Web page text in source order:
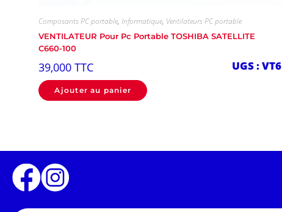
UGS : VT6
Composants PC portable,Informatique, Ventilateurs PC portable
VENTILATEUR Pour Pc Portable TOSHIBA SATELLITE
C660-100
39,000TTC
Ajouter au panier